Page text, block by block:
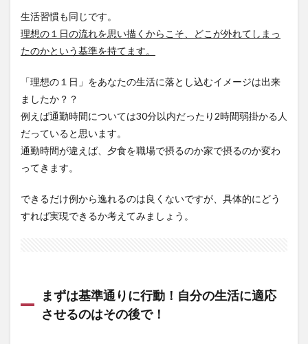
生活習慣も同じです。
理想の１日の流れを思い描くからこそ、どこが外れてしまっ
たのかという基準を持てます。
「理想の１日」をあなたの生活に落とし込むイメージは出来
ましたか？？
例えば通勤時間については30分以内だったり2時間弱掛かる人
だっていると思います。
通勤時間が違えば、夕食を職場で摂るのか家で摂るのか変わ
ってきます。
できるだけ例から逸れるのは良くないですが、具体的にどう
すれば実現できるか考えてみましょう。
まずは基準通りに行動！自分の生活に適応
させるのはその後で！